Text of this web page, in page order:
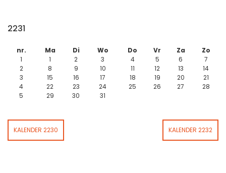
2231
nr. Ma Di Wo Do Vr Za
Zo
1
1 2 3 4 5 6
7
2
8 9 10 11 12 13
14
3
15 16 17 18 19 20
21
4
22 23 24 25 26 27
28
5
29 30 31
KALENDER 2230 KALENDER 2232